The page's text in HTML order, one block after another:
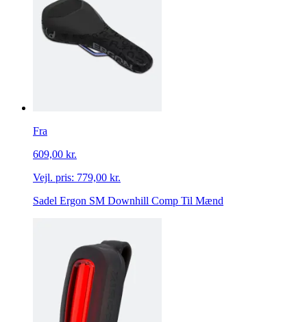
Fra
609,00 kr.
Vejl. pris: 779,00 kr.
Sadel Ergon SM Downhill Comp Til Mænd